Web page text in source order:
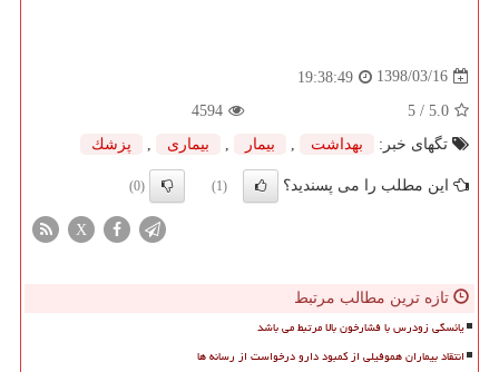
1398/03/16
19:38:49
5.0
/ 5
4594
تگهای خبر:
بهداشت بیمار بیماری پزشك
این مطلب را می پسندید؟ (1)
(0)
X
تازه ترین مطالب مرتبط
یائسگی زودرس با فشارخون بالا مرتبط می باشد
انتقاد بیماران هموفیلی از کمبود دارو درخواست از رسانه ها